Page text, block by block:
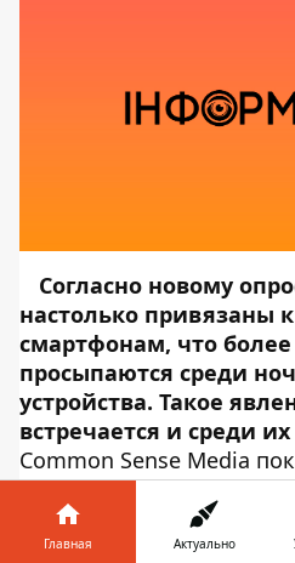
Согласно новому
настолько привязаны
смартфонам, что
просыпаются среди
устройства. Такое
встречается и среди
Common Sense Media
четверть родителей
проверяют свои
сообщает
Информатор
Главная Актуально